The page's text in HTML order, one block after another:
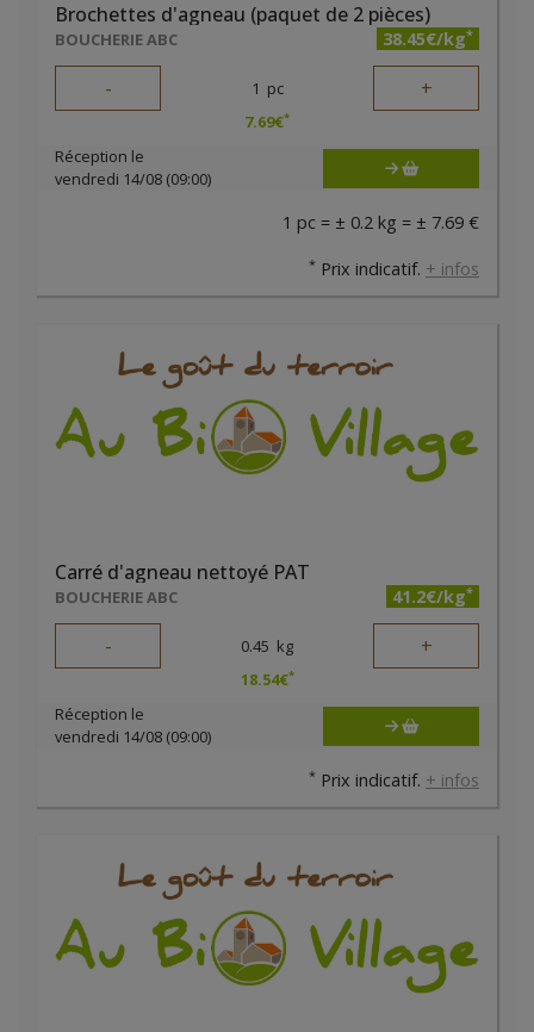
Brochettes d'agneau (paquet de 2 pièces)
BOUCHERIE ABC 38.45€/kg*
- 1 pc +
7.69€*
Réception le
vendredi 14/08 (09:00)
1 pc = ± 0.2 kg = ± 7.69 €
* Prix indicatif. + infos
Carré d'agneau nettoyé PAT
BOUCHERIE ABC 41.2€/kg*
- 0.45 kg +
18.54€*
Réception le
vendredi 14/08 (09:00)
* Prix indicatif. + infos